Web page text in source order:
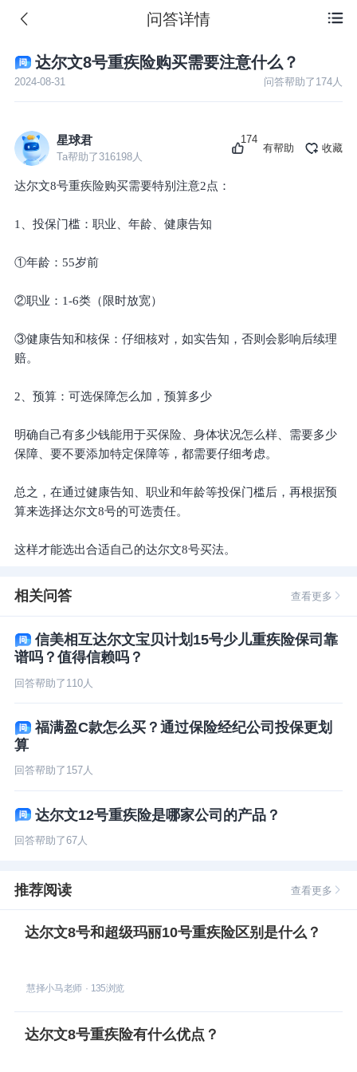
 问答详情
达尔文8号重疾险购买需要注意什么？
2024-08-31 问答帮助了 174 人
星球君
Ta帮助了 316198人
174
有帮助 收藏
达尔文8号重疾险购买需要特别注意2点：
1、投保门槛：职业、年龄、健康告知
①年龄：55岁前
②职业：1-6类（限时放宽）
③健康告知和核保：仔细核对，如实告知，否则会影响后续理
赔。
2、预算：可选保障怎么加，预算多少
明确自己有多少钱能用于买保险、身体状况怎么样、需要多少
保障、要不要添加特定保障等，都需要仔细考虑。
总之，在通过健康告知、职业和年龄等投保门槛后，再根据预
算来选择达尔文8号的可选责任。
这样才能选出合适自己的达尔文8号买法。
相关问答 查看更多
信美相互达尔文宝贝计划15号少儿重疾险保司靠
谱吗？值得信赖吗？
回答帮助了 110人
福满盈C款怎么买？通过保险经纪公司投保更划
算
回答帮助了 157人
达尔文12号重疾险是哪家公司的产品？
回答帮助了67人
推荐阅读 查看更多
达尔文8号和超级玛丽10号重疾险区别是什么？
慧择小马老师· 135浏览
达尔文8号重疾险有什么优点？